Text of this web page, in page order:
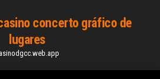
concerto gráfico de
lugares